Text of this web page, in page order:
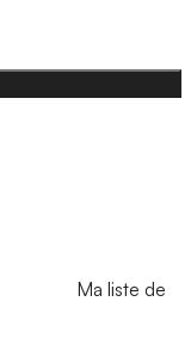
Ma liste de